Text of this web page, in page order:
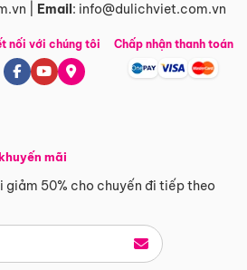
Email: info@dulichviet.com.vn
mãi
giảm 50% cho chuyến đi tiếp theo
nối với chúng tôi Chấp nhận thanh toán